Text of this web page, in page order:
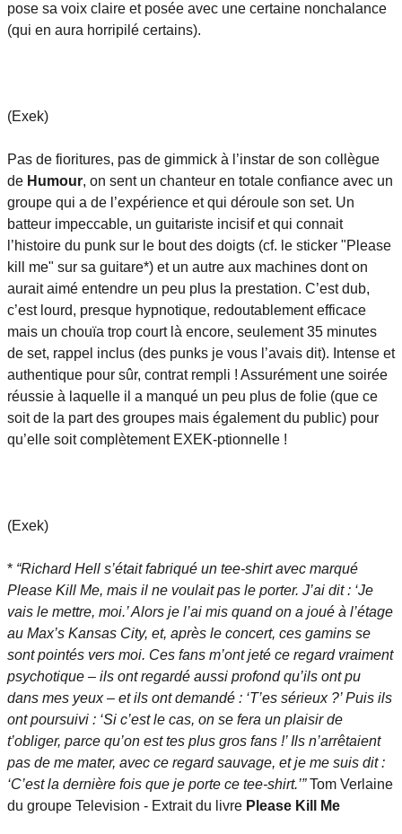
pose sa voix claire et posée avec une certaine nonchalance
(qui en aura horripilé certains).
(Exek)
Pas de fioritures, pas de gimmick à l’instar de son collègue
de Humour, on sent un chanteur en totale confiance avec un
groupe qui a de l’expérience et qui déroule son set. Un
batteur impeccable, un guitariste incisif et qui connait
l’histoire du punk sur le bout des doigts (cf. le sticker "Please
kill me" sur sa guitare*) et un autre aux machines dont on
aurait aimé entendre un peu plus la prestation. C’est dub,
c’est lourd, presque hypnotique, redoutablement efficace
mais un chouïa trop court là encore, seulement 35 minutes
de set, rappel inclus (des punks je vous l’avais dit). Intense et
authentique pour sûr, contrat rempli ! Assurément une soirée
réussie à laquelle il a manqué un peu plus de folie (que ce
soit de la part des groupes mais également du public) pour
qu’elle soit complètement EXEK-ptionnelle !
(Exek)
* “Richard Hell s’était fabriqué un tee-shirt avec marqué
Please Kill Me, mais il ne voulait pas le porter. J’ai dit : ‘Je
vais le mettre, moi.’ Alors je l’ai mis quand on a joué à l’étage
au Max’s Kansas City, et, après le concert, ces gamins se
sont pointés vers moi. Ces fans m’ont jeté ce regard vraiment
psychotique – ils ont regardé aussi profond qu’ils ont pu
dans mes yeux – et ils ont demandé : ‘T’es sérieux ?’ Puis ils
ont poursuivi : ‘Si c’est le cas, on se fera un plaisir de
t’obliger, parce qu’on est tes plus gros fans !’ Ils n’arrêtaient
pas de me mater, avec ce regard sauvage, et je me suis dit :
‘C’est la dernière fois que je porte ce tee-shirt.’”Tom Verlaine
du groupe Television - Extrait du livre Please Kill Me